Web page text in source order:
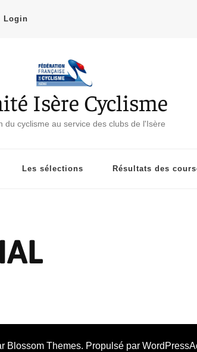
Login
Isère Cyclisme
du cyclisme au service des clubs de l'Isère
Les sélections Résultats des
Blossom Themes. Propulsé par WordPress